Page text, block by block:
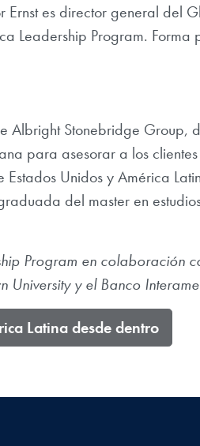
Ernst es director general del
Leadership Program.
Albright Stonebridge Group,
para asesorar a los
Unidos y América
del master en
Program en colaboración
University y el Banco
Latina desde dentro